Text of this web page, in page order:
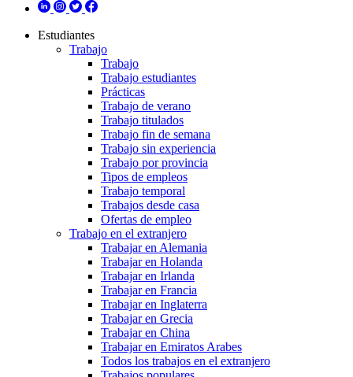
Estudiantes
Trabajo
Trabajo
Trabajo estudiantes
Prácticas
Trabajo de verano
Trabajo titulados
Trabajo fin de semana
Trabajo sin experiencia
Trabajo por provincia
Tipos de empleos
Trabajo temporal
Trabajos desde casa
Ofertas de empleo
Trabajo en el extranjero
Trabajar en Alemania
Trabajar en Holanda
Trabajar en Irlanda
Trabajar en Francia
Trabajar en Inglaterra
Trabajar en Grecia
Trabajar en China
Trabajar en Emiratos Arabes
Todos los trabajos en el extranjero